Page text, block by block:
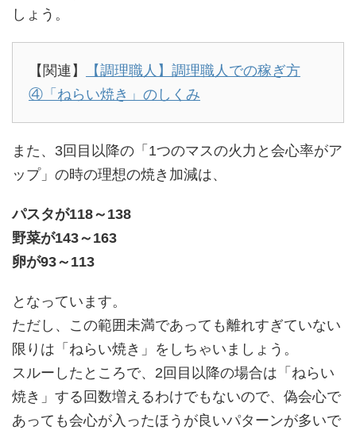
しょう。
【関連】
【調理職人】調理職人での稼ぎ方
④「ねらい焼き」のしくみ
また、3回目以降の「1つのマスの火力と会心率がア
ップ」の時の理想の焼き加減は、
パスタが118～138
野菜が143～163
卵が93～113
となっています。
ただし、この範囲未満であっても離れすぎていない
限りは「ねらい焼き」をしちゃいましょう。
スルーしたところで、2回目以降の場合は「ねらい
焼き」する回数増えるわけでもないので、偽会心で
あっても会心が入ったほうが良いパターンが多いで